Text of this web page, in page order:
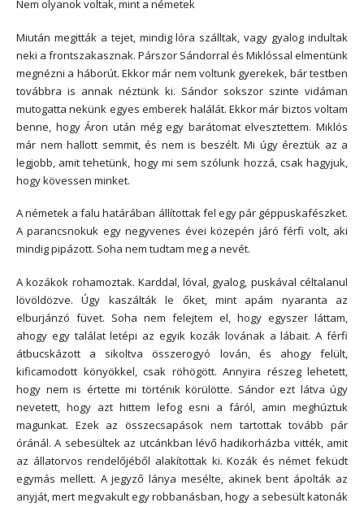
Nem olyanok voltak, mint a németek
Miután megitták a tejet, mindig lóra szálltak, vagy gyalog indultak
neki a frontszakasznak. Párszor Sándorral és Miklóssal elmentünk
megnézni a háborút. Ekkor már nem voltunk gyerekek, bár testben
továbbra is annak néztünk ki. Sándor sokszor szinte vidáman
mutogatta nekünk egyes emberek halálát. Ekkor már biztos voltam
benne, hogy Áron után még egy barátomat elvesztettem. Miklós
már nem hallott semmit, és nem is beszélt. Mi úgy éreztük az a
legjobb, amit tehetünk, hogy mi sem szólunk hozzá, csak hagyjuk,
hogy kövessen minket.
A németek a falu határában állítottak fel egy pár géppuskafészket.
A parancsnokuk egy negyvenes évei közepén járó férfi volt, aki
mindig pipázott. Soha nem tudtam meg a nevét.
A kozákok rohamoztak. Karddal, lóval, gyalog, puskával céltalanul
lövöldözve. Úgy kaszálták le őket, mint apám nyaranta az
elburjánzó füvet. Soha nem felejtem el, hogy egyszer láttam,
ahogy egy találat letépi az egyik kozák lovának a lábait. A férfi
átbucskázott a sikoltva összerogyó lován, és ahogy felült,
kificamodott könyökkel, csak röhögött. Annyira részeg lehetett,
hogy nem is értette mi történik körülötte. Sándor ezt látva úgy
nevetett, hogy azt hittem lefog esni a fáról, amin meghúztuk
magunkat. Ezek az összecsapások nem tartottak tovább pár
óránál. A sebesültek az utcánkban lévő hadikorházba vitték, amit
az állatorvos rendelőjéből alakítottak ki. Kozák és német feküdt
egymás mellett. A jegyző lánya mesélte, akinek bent ápolták az
anyját, mert megvakult egy robbanásban, hogy a sebesült katonák